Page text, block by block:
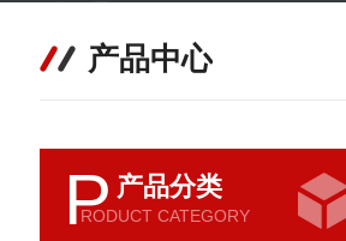
产品中心
P 产品分类
RODUCT CATEGORY